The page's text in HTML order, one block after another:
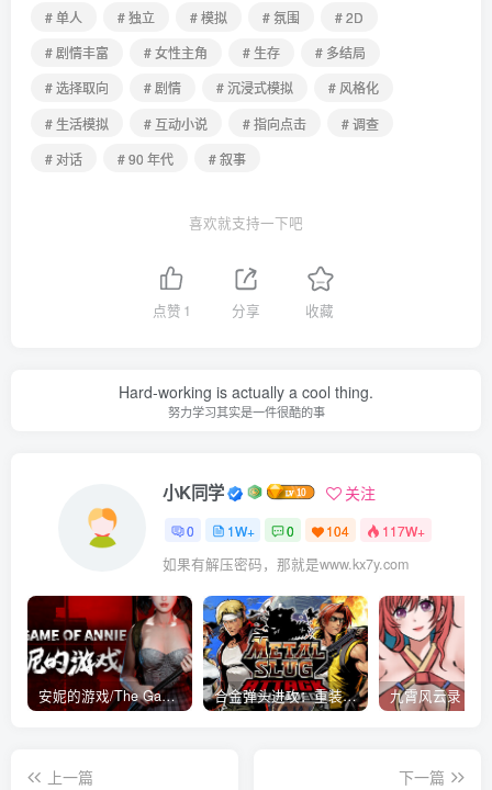
# 单人
# 独立 # 模拟 # 氛围
# 2D
# 剧情丰富
# 女性主角 # 生存
# 多结局
# 选择取向
# 剧情 # 沉浸式模拟
# 风格化
# 生活模拟
# 互动小说 # 指向点击
# 调查
# 对话
# 90 年代 # 叙事
喜欢就支持一下吧
点赞 1 分享 收藏
Hard-working is actually a cool thing.
努力学习其实是一件很酷的事
小K同学 关注
0 1W+ 0 104 117W+
如果有解压密码，那就是www.kx7y.com
安妮的游戏/The Game of Annie v0.99981|射击动作|容量14.6GB|免安装绿色中文版 合金弹头进攻：重装上阵/METAL SLUG ATTACK RELOADED Build.16214511|策略模拟|容量2.7GB|免安装绿色中文版
上一篇
下一篇